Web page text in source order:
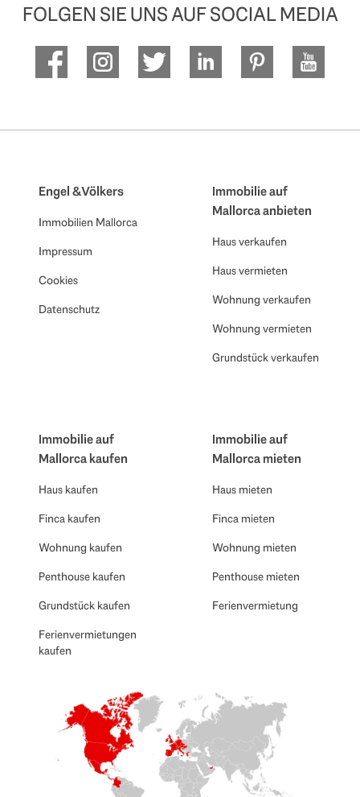
FOLGEN SIE UNS AUF SOCIAL MEDIA
Engel & Völkers
Immobilien Mallorca
Impressum
Cookies
Datenschutz
Immobilie auf
Mallorca anbieten
Haus verkaufen
Haus vermieten
Wohnung verkaufen
Wohnung vermieten
Grundstück verkaufen
Immobilie auf
Mallorca kaufen
Haus kaufen
Finca kaufen
Wohnung kaufen
Penthouse kaufen
Grundstück kaufen
Ferienvermietungen
kaufen
Immobilie auf
Mallorca mieten
Haus mieten
Finca mieten
Wohnung mieten
Penthouse mieten
Ferienvermietung